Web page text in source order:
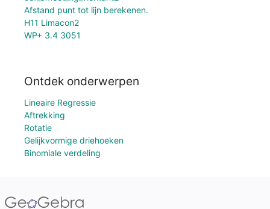
Afstand punt tot lijn berekenen.
H11 Limacon2
WP+ 3.4 3051
Ontdek onderwerpen
Lineaire Regressie
Aftrekking
Rotatie
Gelijkvormige driehoeken
Binomiale verdeling